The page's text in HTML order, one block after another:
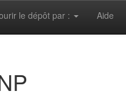
le dépôt par : Aide